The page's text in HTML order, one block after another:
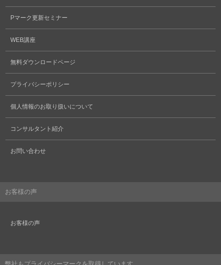
Pマーク更新セミナー
WEB講座
無料ダウンロードページ
プライバシーポリシー
個人情報のお取り扱いについて
コンサルタント紹介
お問い合わせ
お客様の声
お客様の声